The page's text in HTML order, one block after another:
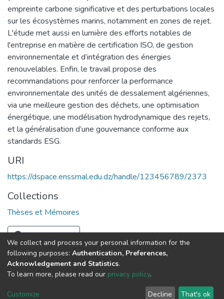
empreinte carbone significative et des perturbations locales
sur les écosystèmes marins, notamment en zones de rejet.
L'étude met aussi en lumière des efforts notables de
l'entreprise en matière de certification ISO, de gestion
environnementale et d’intégration des énergies
renouvelables. Enfin, le travail propose des
recommandations pour renforcer la performance
environnementale des unités de dessalement algériennes,
via une meilleure gestion des déchets, une optimisation
énergétique, une modélisation hydrodynamique des rejets,
et la généralisation d’une gouvernance conforme aux
standards ESG.
URI
https://dspace.enssmal.edu.dz/handle/123456789/2373
Collections
Thèses et Mémoires
Full item page
© 2025 ENSSMAL – Tous droits réservés.
Dépôt numérique :
dspace@enssmal.edu.dz
We collect and process your personal information for the
following purposes: Authentication, Preferences,
Acknowledgement and Statistics.
To learn more, please read our privacy policy.
Customize Decline That's ok